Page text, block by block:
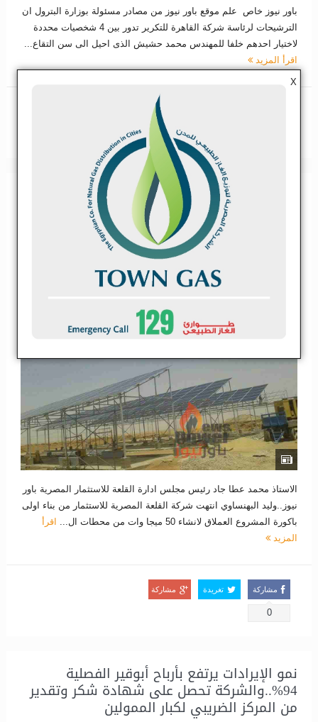
باور نيوز خاص علم موقع باور نيوز من مصادر مسئولة بوزارة البترول ان
الترشيحات لرئاسة شركة القاهرة للتكرير تدور بين 4 شخصيات محددة
لاختيار احدهم خلفا للمهندس محمد حشيش الذى احيل الى سن التقاع...
اقرأ المزيد
مشاركة
القلعة المصرية للاستثمار تنتهى من المرحلة
الاولى لبناء 50 ميجاوات من الطاقة الشمسية
نوفمبر 12, 2017 فى:أخبار الطاقة,
الاستاذ محمد عطا جاد رئيس مجلس ادارة القلعة للاستثمار المصرية باور
نيوز..وليد البهنساوي انتهت شركة القلعة المصرية للاستثمار من بناء اولى
باكورة المشروع العملاق لانشاء 50 ميجا وات من محطات ال...
اقرأ
المزيد
مشاركة
0
تغريدة مشاركة
نمو الإيرادات يرتفع بأرباح أبوقير الفصلية
94%..والشركة تحصل على شهادة شكر وتقدير
من المركز الضريبي لكبار الممولين
X